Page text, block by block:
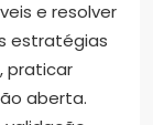
e resolver
estratégias
praticar
aberta.